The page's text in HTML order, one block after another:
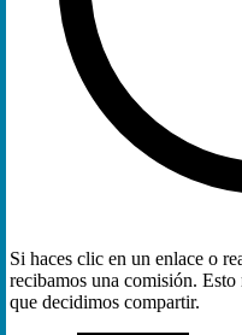
Si haces clic en un enlace o
recibamos una comisión.
que decidimos compartir.